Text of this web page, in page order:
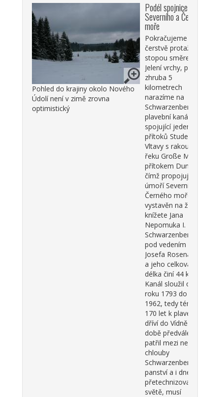
Pohled do krajiny okolo Nového
Údolí není v zimě zrovna
optimistický
Podél spojnice
Severního a Černého
moře
Pokračujeme
čerstvě protaženou
stopou směrem Na
Jelení vrchy, po
zhruba 5
kilometrech
narazíme na
Schwarzenberský
plavební kanál
spojující jeden z
přítoků Studené
Vltavy s rakouskou
řeku Große Mühl,
přítokem Dunaje,
čímž propojuje
úmoří Severního a
Černého moře. Byl
vystavěn na žádost
knížete Jana
Nepomuka I. ze
Schwarzenbergu
pod vedením
Josefa Rosenauera
a jeho celková
délka činí 44 km.
Kanál sloužil od
roku 1793 do roku
1962, tedy téměř
170 let k plavení
dříví do Vídně a v
době předválečné
patřil mezi největší
chlouby
Schwarzenberských
panství a i dnes, v
přetechnizovaném
světě, musí